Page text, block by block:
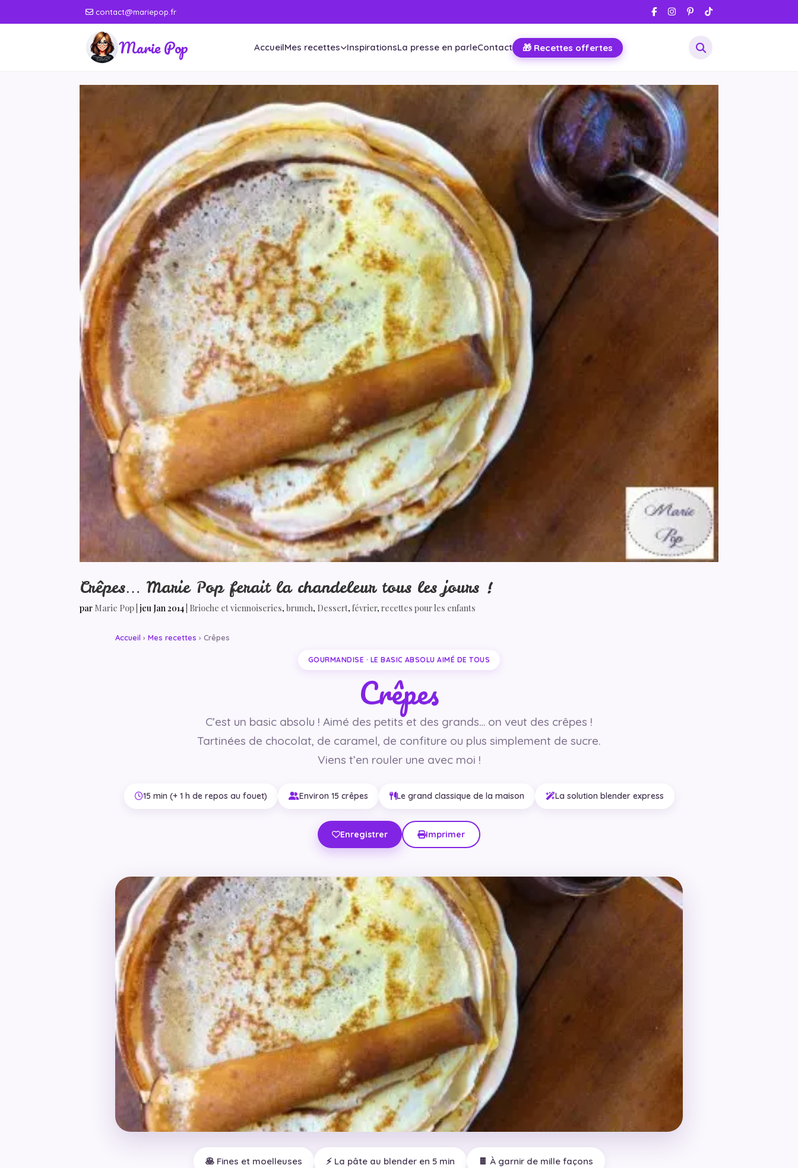
contact@mariepop.fr
Marie Pop AccueilMes recettes InspirationsLa presse en parleContact 🎁 Recettes offertes
Crêpes… Marie Pop ferait la chandeleur tous les jours !
par Marie Pop |jeu Jan 2014 Brioche et viennoiseries,brunch, Dessert,février,recettes pour les enfants
Accueil › Mes recettes › Crêpes
GOURMANDISE · LE BASIC ABSOLU AIMÉ DE TOUS
Crêpes
C’est un basic absolu ! Aimé des petits et des grands… on veut des crêpes !
Tartinées de chocolat, de caramel, de confiture ou plus simplement de sucre.
Viens t’en rouler une avec moi !
15 min (+ 1 h de repos au fouet) Environ 15 crêpes Le grand classique de la maison La solution blender express
Enregistrer Imprimer
🥞 Fines et moelleuses ⚡ La pâte au blender en 5 min 🍫 À garnir de mille façons